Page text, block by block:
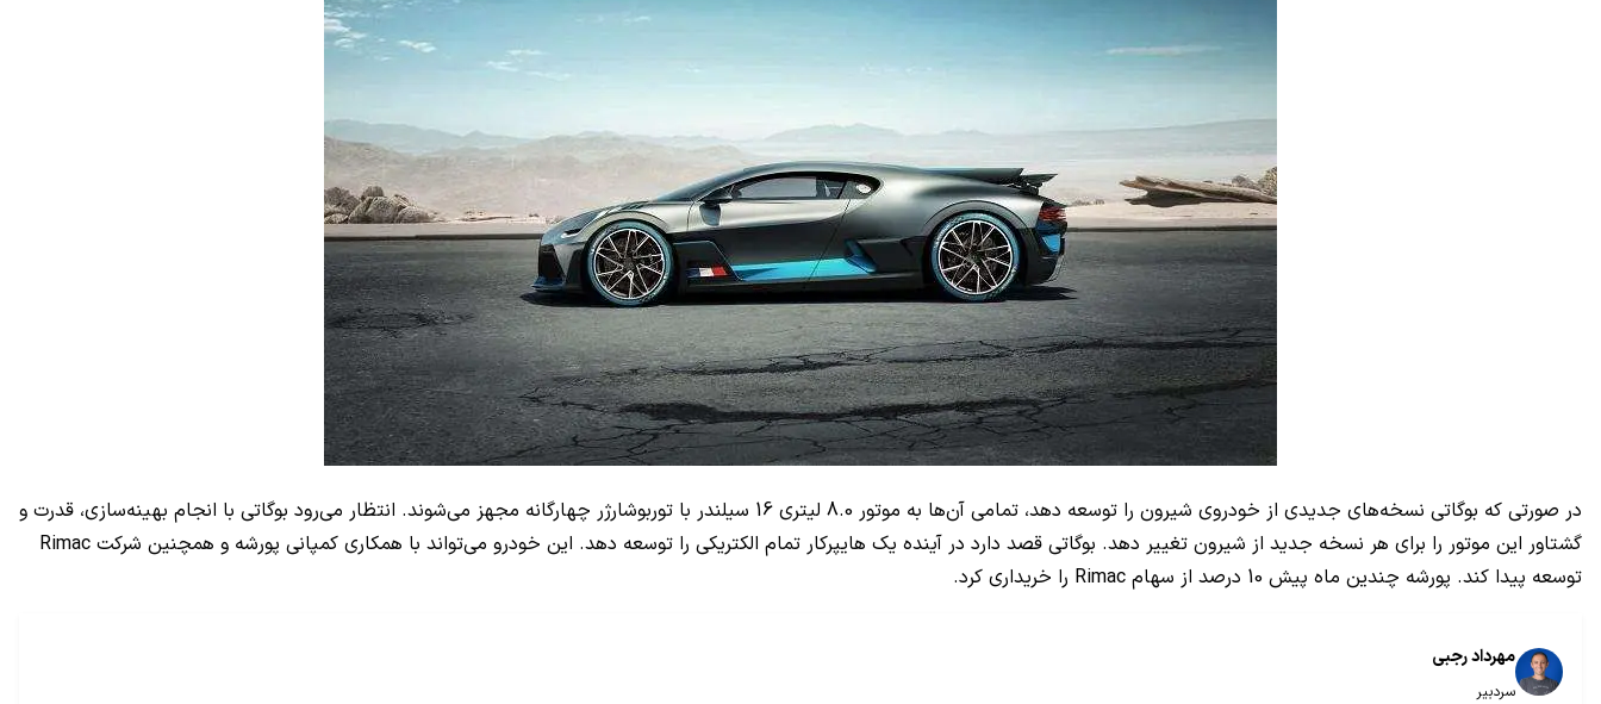
در صورتی که بوگاتی نسخه‌های جدیدی از خودروی شیرون را توسعه دهد، تمامی آن‌ها به موتور 8.0 لیتری 16 سیلندر با توربوشارژر چهارگانه مجهز می‌شوند. انتظار می‌رود بوگاتی با انجام بهینه‌سازی، قدرت و
گشتاور این موتور را برای هر نسخه جدید از شیرون تغییر دهد. بوگاتی قصد دارد در آینده یک هایپرکار تمام الکتریکی را توسعه دهد. این خودرو می‌تواند با همکاری کمپانی پورشه و همچنین شرکت Rimac
توسعه پیدا کند. پورشه چندین ماه پیش 10 درصد از سهام Rimac را خریداری کرد.
مهرداد رجبی
سردبیر